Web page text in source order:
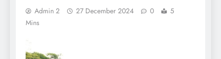
Admin 2 27 December 2024 0
5
Mins